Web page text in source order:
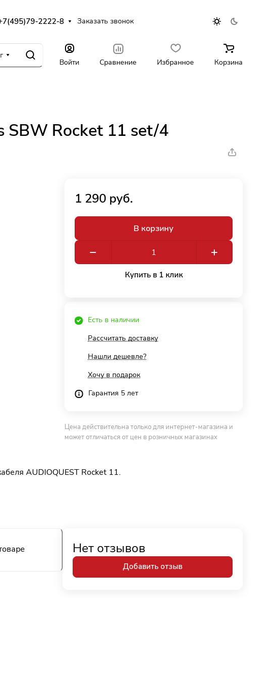
2222-8 Заказать звонок
Войти Сравнение Избранное Корзина
SBW Rocket 11 set/4
1 290 руб.
В корзину
Купить в 1 клик
Есть в наличии
Рассчитать доставку
Нашли дешевле?
Хочу в подарок
Гарантия 5 лет
Цена действительна только для интернет-магазина и
может отличаться от цен в розничных магазинах
AUDIOQUEST Rocket 11.
Нет отзывов
Добавить отзыв